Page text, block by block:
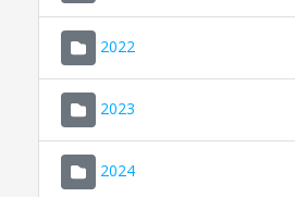
2022
2023
2024